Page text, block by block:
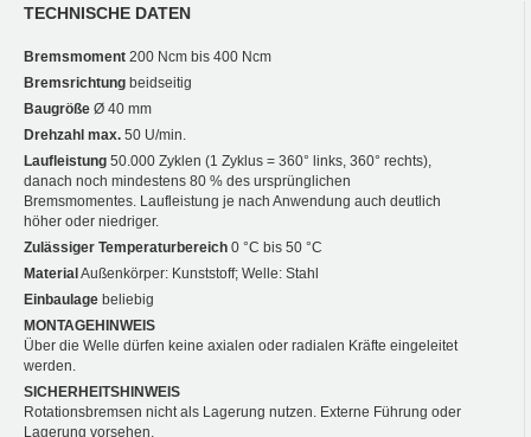
TECHNISCHE DATEN
Bremsmoment 200 Ncm bis 400 Ncm
Bremsrichtung beidseitig
Baugröße Ø 40 mm
Drehzahl max. 50 U/min.
Laufleistung 50.000 Zyklen (1 Zyklus = 360° links, 360° rechts),
danach noch mindestens 80 % des ursprünglichen
Bremsmomentes. Laufleistung je nach Anwendung auch deutlich
höher oder niedriger.
Zulässiger Temperaturbereich 0 °C bis 50 °C
MaterialAußenkörper: Kunststoff; Welle: Stahl
Einbaulage beliebig
MONTAGEHINWEIS
Über die Welle dürfen keine axialen oder radialen Kräfte eingeleitet
werden.
SICHERHEITSHINWEIS
Rotationsbremsen nicht als Lagerung nutzen. Externe Führung oder
Lagerung vorsehen.